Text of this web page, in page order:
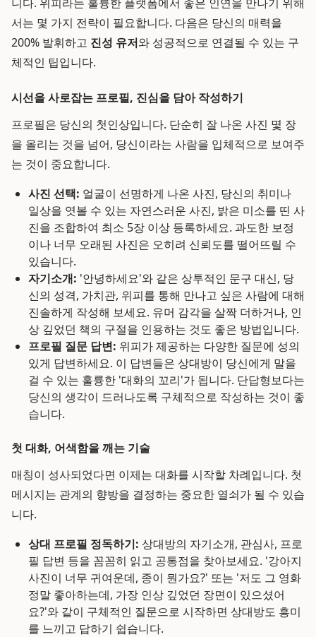
서는 몇 가지 전략이 필요합니다. 다음은 당신의 매력을
200% 발휘하고 진성 유저와 성공적으로 연결될 수 있는 구
체적인 팁입니다.
시선을 사로잡는 프로필, 진심을 담아 작성하기
프로필은 당신의 첫인상입니다. 단순히 잘 나온 사진 몇 장
을 올리는 것을 넘어, 당신이라는 사람을 입체적으로 보여주
는 것이 중요합니다.
사진 선택: 얼굴이 선명하게 나온 사진, 당신의 취미나
일상을 엿볼 수 있는 자연스러운 사진, 밝은 미소를 띤 사
진을 조합하여 최소 5장 이상 등록하세요. 과도한 보정
이나 너무 오래된 사진은 오히려 신뢰도를 떨어뜨릴 수
있습니다.
자기소개: '안녕하세요'와 같은 상투적인 문구 대신, 당
신의 성격, 가치관, 위피를 통해 만나고 싶은 사람에 대해
진솔하게 작성해 보세요. 유머 감각을 살짝 더하거나, 인
상 깊었던 책의 구절을 인용하는 것도 좋은 방법입니다.
프로필 질문 답변: 위피가 제공하는 다양한 질문에 성의
있게 답변하세요. 이 답변들은 상대방이 당신에게 말을
걸 수 있는 훌륭한 '대화의 꼬리'가 됩니다. 단답형보다는
당신의 생각이 드러나도록 구체적으로 작성하는 것이 좋
습니다.
첫 대화, 어색함을 깨는 기술
매칭이 성사되었다면 이제는 대화를 시작할 차례입니다. 첫
메시지는 관계의 향방을 결정하는 중요한 열쇠가 될 수 있습
니다.
상대 프로필 정독하기: 상대방의 자기소개, 관심사, 프로
필 답변 등을 꼼꼼히 읽고 공통점을 찾아보세요. '강아지
사진이 너무 귀여운데, 종이 뭔가요?' 또는 '저도 그 영화
정말 좋아하는데, 가장 인상 깊었던 장면이 있으셨어
요?'와 같이 구체적인 질문으로 시작하면 상대방도 흥미
를 느끼고 답하기 쉽습니다.